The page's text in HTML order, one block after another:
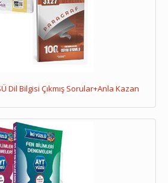
Dil Bilgisi Çıkmış Sorular+Anla Kazan